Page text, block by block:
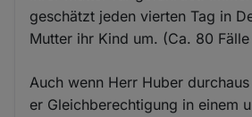
geschätzt jeden vierten Tag in
Mutter ihr Kind um. (Ca. 80
Auch wenn Herr Huber
er Gleichberechtigung in einem